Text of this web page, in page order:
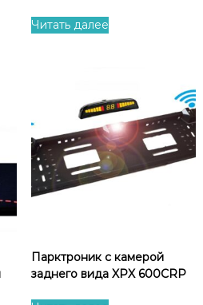
Читать далее
Парктроник с камерой
заднего вида XPX 600CRP